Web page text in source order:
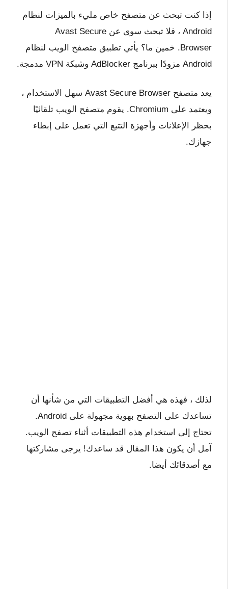
إذا كنت تبحث عن متصفح خاص مليء بالميزات لنظام
Android ، فلا تبحث سوى عن Avast Secure
Browser. خمين ما؟ يأتي تطبيق متصفح الويب لنظام
Android مزودًا ببرنامج AdBlocker وشبكة VPN مدمجة.
يعد متصفح Avast Secure Browser سهل الاستخدام ،
ويعتمد على Chromium. يقوم متصفح الويب تلقائيًا
بحظر الإعلانات وأجهزة التتبع التي تعمل على إبطاء
جهازك.
لذلك ، فهذه هي أفضل التطبيقات التي من شأنها أن
تساعدك على التصفح بهوية مجهولة على Android.
تحتاج إلى استخدام هذه التطبيقات أثناء تصفح الويب.
آمل أن يكون هذا المقال قد ساعدك! يرجى مشاركتها
مع أصدقائك أيضا.